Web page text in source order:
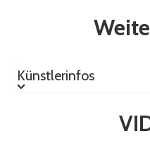
Künstlerinfos